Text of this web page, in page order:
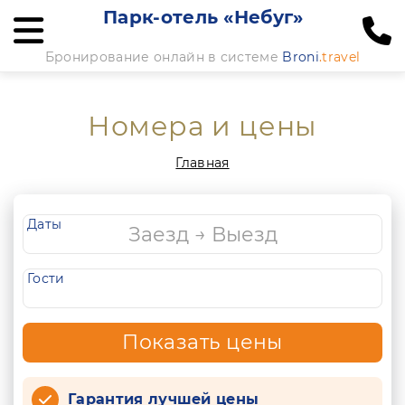
Парк-отель «Небуг»
Бронирование онлайн в системе Broni.travel
Номера и цены
Главная
Даты
Гости
Показать цены
Гарантия лучшей цены